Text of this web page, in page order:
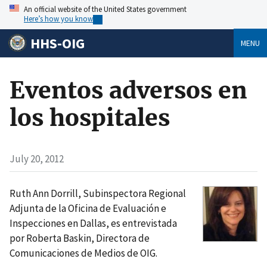
An official website of the United States government
Here’s how you know
HHS-OIG MENU
Eventos adversos en
los hospitales
July 20, 2012
Ruth Ann Dorrill, Subinspectora Regional
Adjunta de la Oficina de Evaluación e
Inspecciones en Dallas, es entrevistada
por Roberta Baskin, Directora de
Comunicaciones de Medios de OIG.